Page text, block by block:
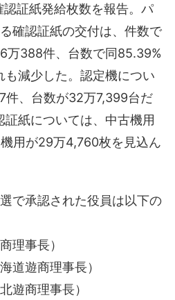
証紙発給枚数を報告。パ
確認証紙の交付は、件数で
万388件、台数で同85.39%
も減少した。認定機につい
件、台数が32万7,399台だ
紙については、中古機用
用が29万4,760枚を見込ん
で承認された役員は以下の
理事長）
道遊商理事長）
遊商理事長）